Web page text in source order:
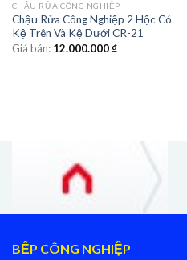
CHẬU RỬA CÔNG NGHIỆP
Chậu Rửa Công Nghiệp 2 Hộc Có
Kệ Trên Và Kệ Dưới CR-21
Giá bán: 12.000.000₫
BẾP CÔNG NGHIỆP